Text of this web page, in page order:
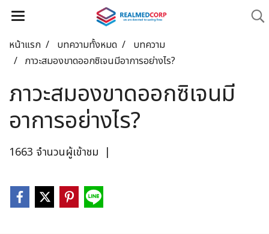
หน้าแรก บทความทั้งหมด
บทความ
ภาวะสมองขาดออกซิเจนมีอาการอย่างไร?
ภาวะสมองขาดออกซิเจนมี
อาการอย่างไร?
1663 จำนวนผู้เข้าชม |